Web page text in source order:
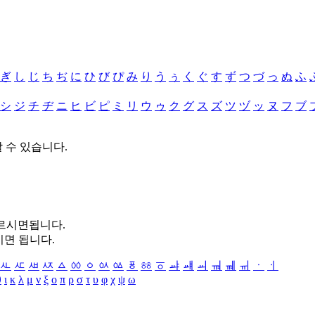
ぎ し じ ち ぢ に ひ び ぴ み り う ぅ く ぐ す ず つ づ っ ぬ ふ
シ ジ チ ヂ ニ ヒ ビ ピ ミ リ ウ ゥ ク グ ス ズ ツ ヅ ッ ヌ フ ブ
수 있습니다.
시면됩니다.
면 됩니다.
ㅻ ㅼ ㅽ ㅾ ㅿ ㆀ ㆁ ㆂ ㆃ ㆄ ㆅ ㆆ ㆇ ㆈ ㆉ ㆊ ㆋ ㆌ ㆍ
ㆎ
ι κ λ μ ν ξ ο π ρ σ τ υ φ χ ψ ω